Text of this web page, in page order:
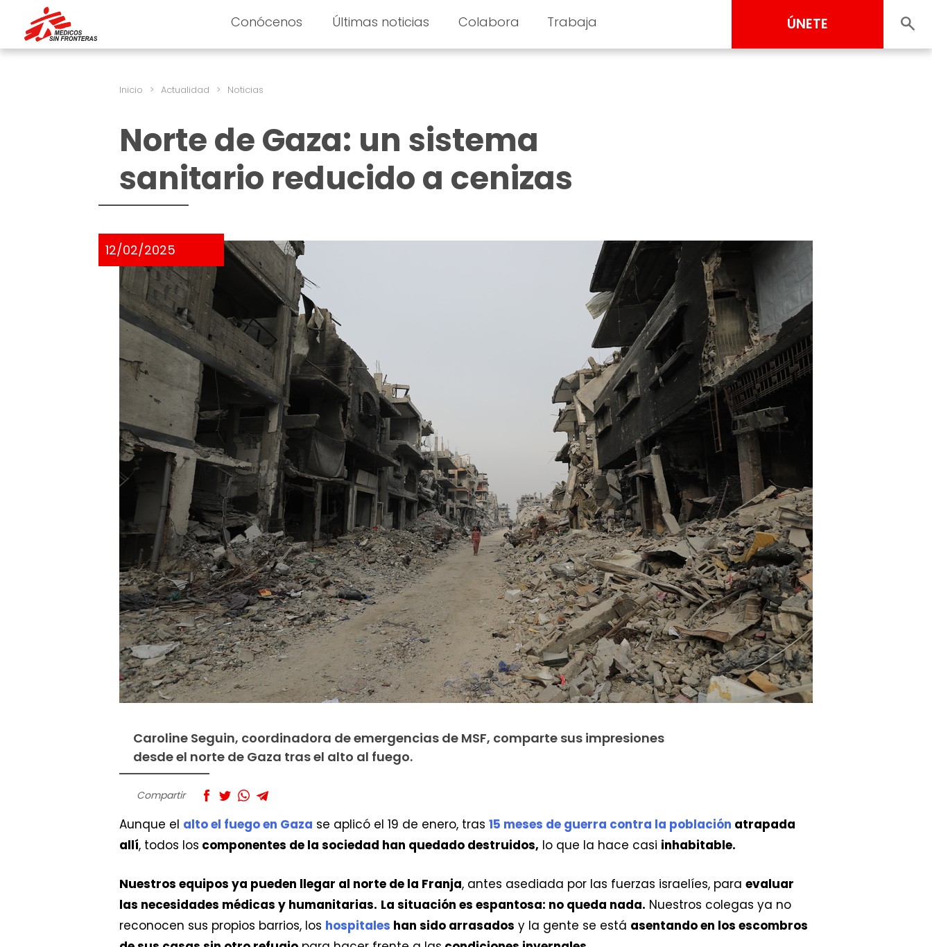
Conócenos Últimas noticias Colabora Trabaja ÚNETE
Inicio > Actualidad > Noticias
Norte de Gaza: un sistema
sanitario reducido a cenizas
12/02/2025
Caroline Seguin, coordinadora de emergencias de MSF, comparte sus impresiones
desde el norte de Gaza tras el alto al fuego.
Compartir
Aunque el alto el fuego en Gaza se aplicó el 19 de enero, tras 15 meses de guerra contra la población atrapada
allí, todos los componentes de la sociedad han quedado destruidos, lo que la hace casi inhabitable.
Nuestros equipos ya pueden llegar al norte de la Franja, antes asediada por las fuerzas israelíes, para evaluar
las necesidades médicas y humanitarias. La situación es espantosa: no queda nada. Nuestros colegas ya no
reconocen sus propios barrios, los hospitales han sido arrasados y la gente se está asentando en los escombros